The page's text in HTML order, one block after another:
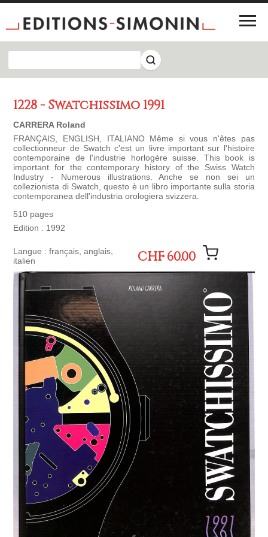
1228 - Swatchissimo 1991
CARRERA Roland
FRANÇAIS, ENGLISH, ITALIANO Même si vous n'êtes pas
collectionneur de Swatch c'est un livre important sur l'histoire
contemporaine de l'industrie horlogère suisse. This book is
important for the contemporary history of the Swiss Watch
Industry - Numerous illustrations. Anche se non sei un
collezionista di Swatch, questo è un libro importante sulla storia
contemporanea dell'industria orologiera svizzera.
510 pages
Edition : 1992
Langue : français, anglais,
italien
CHF 60.00